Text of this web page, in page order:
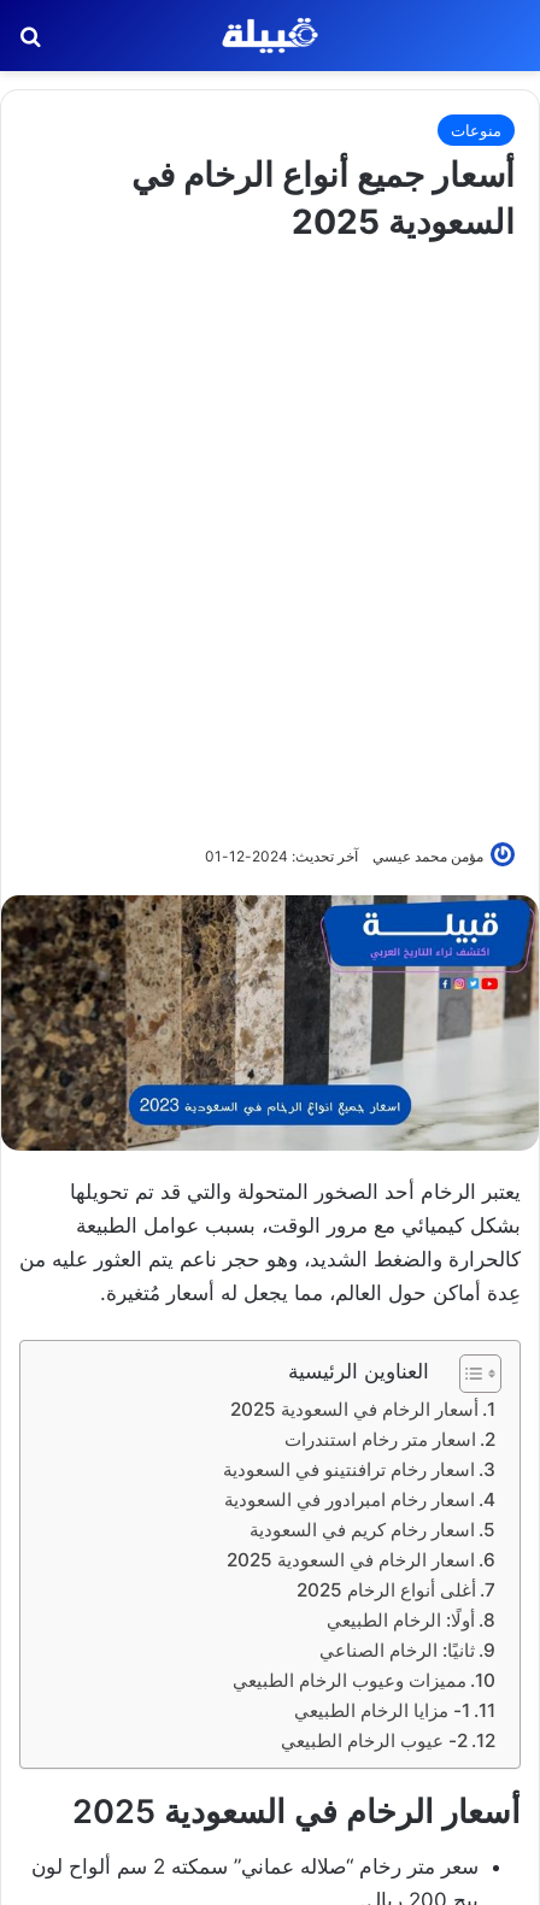
منوعات
أسعار جميع أنواع الرخام في
السعودية 2025
مؤمن محمد عيسي آخر تحديث: 2024-12-01
يعتبر الرخام أحد الصخور المتحولة والتي قد تم تحويلها
بشكل كيميائي مع مرور الوقت، بسبب عوامل الطبيعة
كالحرارة والضغط الشديد، وهو حجر ناعم يتم العثور عليه من
عِدة أماكن حول العالم، مما يجعل له أسعار مُتغيرة.
العناوين الرئيسية
أسعار الرخام في السعودية 2025
اسعار متر رخام استندرات
اسعار رخام ترافنتينو في السعودية
اسعار رخام امبرادور في السعودية
اسعار رخام كريم في السعودية
اسعار الرخام في السعودية 2025
أغلى أنواع الرخام 2025
أولًا: الرخام الطبيعي
ثانيًا: الرخام الصناعي
مميزات وعيوب الرخام الطبيعي
1- مزايا الرخام الطبيعي
2- عيوب الرخام الطبيعي
أسعار الرخام في السعودية 2025
سعر متر رخام “صلاله عماني” سمكته 2 سم ألواح لون